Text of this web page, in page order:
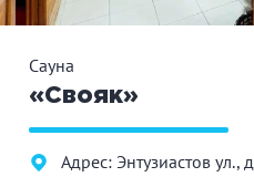
Сауна
«Свояк»
Адрес: Энтузиастов ул.,